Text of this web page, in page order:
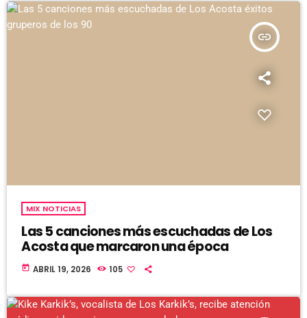
insert_link
MIX NOTICIAS
Las 5 canciones más escuchadas de Los
Acosta que marcaron una época
today ABRIL 19, 2026 105